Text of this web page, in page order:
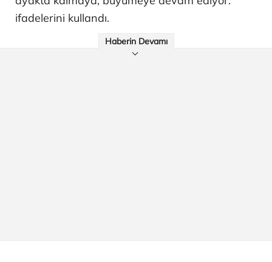
ifadelerini kullandı.
Haberin Devamı